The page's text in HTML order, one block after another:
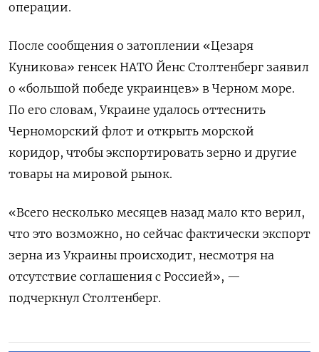
операции.
После сообщения о затоплении «Цезаря
Куникова» генсек НАТО Йенс Столтенберг заявил
о «большой победе украинцев» в Черном море.
По его словам, Украине удалось оттеснить
Черноморский флот и открыть морской
коридор, чтобы экспортировать зерно и другие
товары на мировой рынок.
«Всего несколько месяцев назад мало кто верил,
что это возможно, но сейчас фактически экспорт
зерна из Украины происходит, несмотря на
отсутствие соглашения с Россией», —
подчеркнул Столтенберг.